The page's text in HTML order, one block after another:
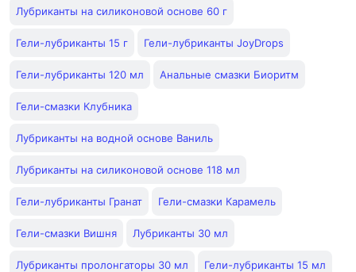
Лубриканты на силиконовой основе 60 г
Гели-лубриканты 15 г Гели-лубриканты JoyDrops
Гели-лубриканты 120 мл Анальные смазки Биоритм
Гели-смазки Клубника
Лубриканты на водной основе Ваниль
Лубриканты на силиконовой основе 118 мл
Гели-лубриканты Гранат Гели-смазки Карамель
Гели-смазки Вишня Лубриканты 30 мл
Лубриканты пролонгаторы 30 мл Гели-лубриканты 15 мл